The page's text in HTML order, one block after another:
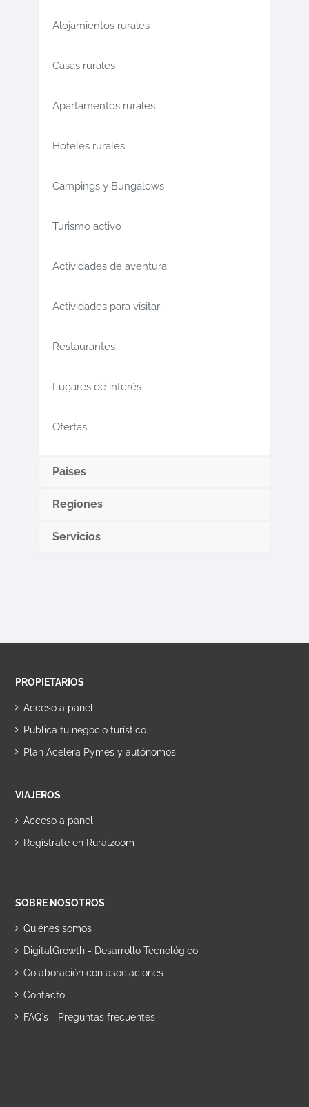
Alojamientos rurales
Casas rurales
Apartamentos rurales
Hoteles rurales
Campings y Bungalows
Turismo activo
Actividades de aventura
Actividades para visitar
Restaurantes
Lugares de interés
Ofertas
Paises
Regiones
Servicios
PROPIETARIOS
Acceso a panel
Publica tu negocio turístico
Plan Acelera Pymes y autónomos
VIAJEROS
Acceso a panel
Regístrate en Ruralzoom
SOBRE NOSOTROS
Quiénes somos
DigitalGrowth - Desarrollo Tecnológico
Colaboración con asociaciones
Contacto
FAQ´s - Preguntas frecuentes